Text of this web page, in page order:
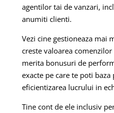
agentilor tai de vanzari,
anumiti clienti.
Vezi cine gestioneaza mai
creste valoarea
merita bonusuri de
exacte pe care te poti
eficientizarea lucrului in
Tine cont de ele inclusiv